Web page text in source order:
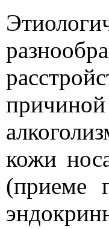
кожи
(приеме